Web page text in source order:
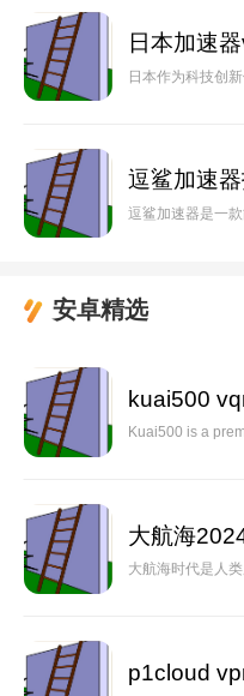
日本加速
日本作为科技创
逗鲨加速
逗鲨加速器是一
安卓精选
kuai500
Kuai500 is a
大航海
大航海时代是人
p1cloud